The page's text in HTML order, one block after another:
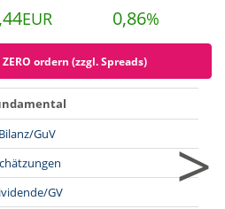
EUR 0,86%
ordern (zzgl. Spreads)
Bilanz/GuV
GV
>